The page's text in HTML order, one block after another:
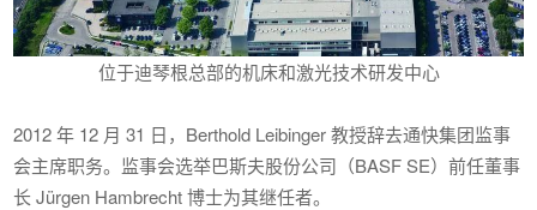
位于迪琴根总部的机床和激光技术研发中心
2012 年 12 月 31 日，Berthold Leibinger 教授辞去通快集团监事
会主席职务。监事会选举巴斯夫股份公司（BASF SE）前任董事
长 Jürgen Hambrecht 博士为其继任者。